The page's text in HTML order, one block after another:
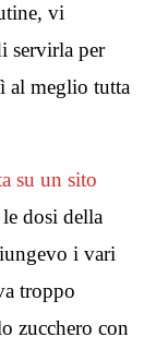
vi
servirla per
al meglio tutta
su un sito
dosi della
i vari
troppo
zucchero con